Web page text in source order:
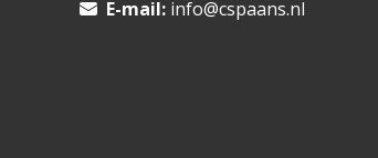
E-mail: info@cspaans.nl